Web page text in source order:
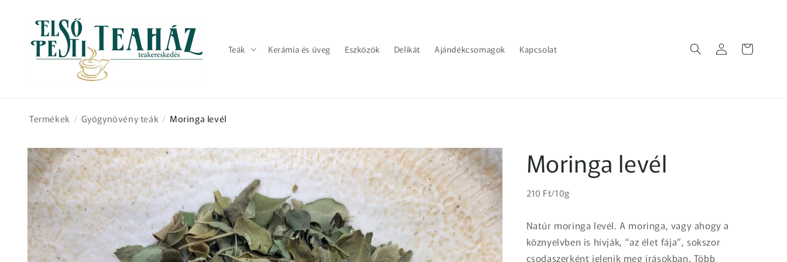
tartalomhoz
Teák Kerámia és üveg Eszközök Delikát Ajándékcsomagok Kapcsolat BejelentkezésKosár
Termékek / Gyógynövény teák / Moringa levél
Kihagyás, és
ugrás a
termékadatokra
Moringa levél
Normál
Egységár
210 Ft/10g
Natúr moringa levél. A moringa, vagy ahogy a
köznyelvben is hívják, “az élet fája”, sokszor
csodaszerként jelenik meg írásokban. Több